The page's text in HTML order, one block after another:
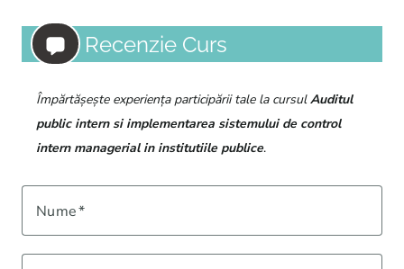
Recenzie Curs
Împărtășește experiența participării tale la cursulAuditul
public intern si implementarea sistemului de control
intern managerial in institutiile publice.
Nume